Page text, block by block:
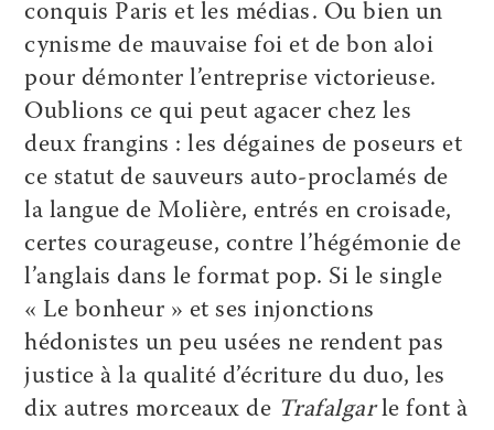
conquis Paris et les médias. Ou bien un
cynisme de mauvaise foi et de bon aloi
pour démonter l’entreprise victorieuse.
Oublions ce qui peut agacer chez les
deux frangins : les dégaines de poseurs et
ce statut de sauveurs auto-proclamés de
la langue de Molière, entrés en croisade,
certes courageuse, contre l’hégémonie de
l’anglais dans le format pop. Si le single
« Le bonheur » et ses injonctions
hédonistes un peu usées ne rendent pas
justice à la qualité d’écriture du duo, les
dix autres morceaux de Trafalgarle font à